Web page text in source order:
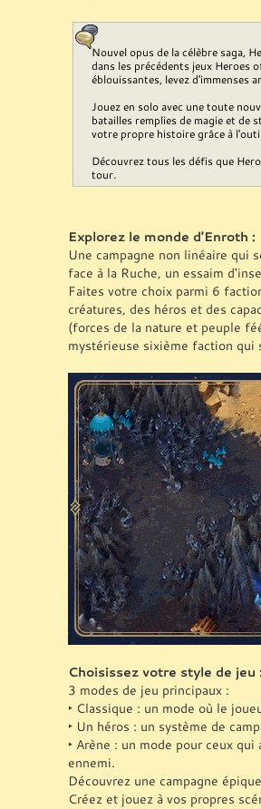
Nouvel opus de la célèbre saga,
dans les précédents jeux Heroes
éblouissantes, levez d'immenses
Jouez en solo avec une toute
batailles remplies de magie et de
votre propre histoire grâce à
Découvrez tous les défis que
tour.
Explorez le monde d'Enroth :
Une campagne non linéaire qui
face à la Ruche, un essaim
Faites votre choix parmi 6
créatures, des héros et des
(forces de la nature et peuple
mystérieuse sixième faction qui
Choisissez votre style de jeu :
3 modes de jeu principaux :
‣ Classique : un mode où le
‣ Un héros : un système de
‣ Arène : un mode pour ceux
ennemi.
Découvrez une campagne
Créez et jouez à vos propres